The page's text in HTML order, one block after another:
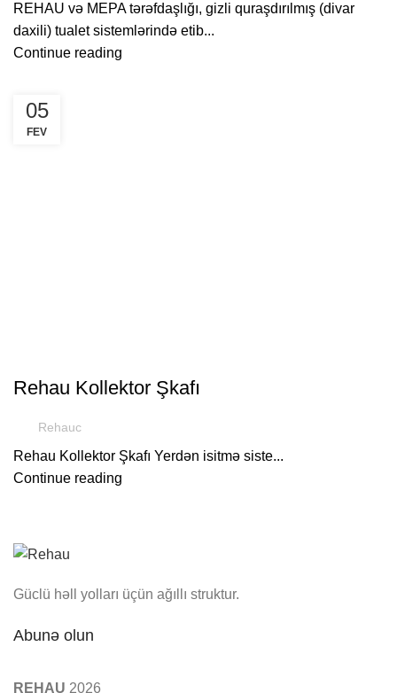
REHAU və MEPA tərəfdaşlığı, gizli quraşdırılmış (divar
daxili) tualet sistemlərində etib...
Continue reading
05
FEV
Rehau Kollektor Şkafı
Rehauc
Rehau Kollektor Şkafı Yerdən isitmə siste...
Continue reading
Güclü həll yolları üçün ağıllı struktur.
Abunə olun
REHAU 2026